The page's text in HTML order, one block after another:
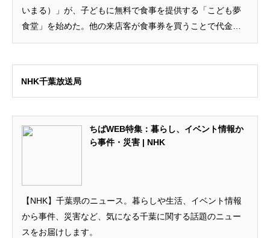
いまる）」が、子どもに無料で食事を提供する「こども夢
食堂」を始めた。他の来店客が食事券を買うことで代金を
負担する。貧困のほか、保護者の仕事のため一人...
NHK千葉放送局
ちばWEB特集：暮らし、イベント情報か
ら事件・災害 | NHK
【NHK】千葉県のニュース。暮らしや生活、イベント情報
から事件、災害など、気になる千葉に関する話題のニュー
スをお届けします。